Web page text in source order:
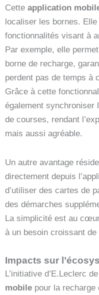
Cette application
localiser les bornes. Elle
fonctionnalités visant à
Par exemple, elle
borne de recharge,
perdent pas de temps à
Grâce à cette
également synchroniser
de courses, rendant
mais aussi agréable.
Un autre avantage
directement depuis
d’utiliser des cartes de
des démarches
La simplicité est au
à un besoin croissant
Impacts sur
L’initiative d’E.Leclerc
mobile pour la